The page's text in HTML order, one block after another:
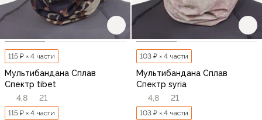
115 ₽ × 4 части
Мультибандана Сплав
Спектр tibet
4,8
21
115 ₽ × 4 части
103 ₽ × 4 части
Мультибандана Сплав
Спектр syria
4,8
21
103 ₽ × 4 части